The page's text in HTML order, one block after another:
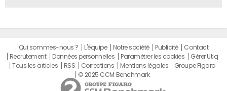
Qui sommes-nous ? L'équipe Notre société Publicité
Contact
Recrutement
Données personnelles Paramétrer les cookies
Gérer Utiq
Tous les articles
RSS Corrections Mentions légales
Groupe Figaro
© 2025 CCM Benchmark